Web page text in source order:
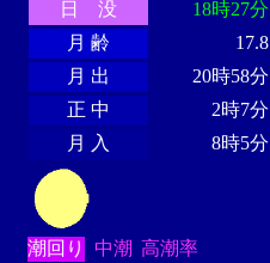
日 没
18時27分
月 齢
17.8
月 出
20時58分
正 中
2時7分
月 入
8時5分
潮回り 中潮 高潮率